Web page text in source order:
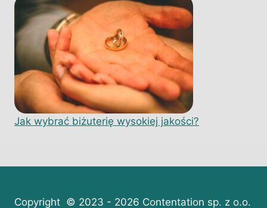
Jak wybrać biżuterię wysokiej jakości?
Copyright © 2023 - 2026 Contentation sp. z o.o.